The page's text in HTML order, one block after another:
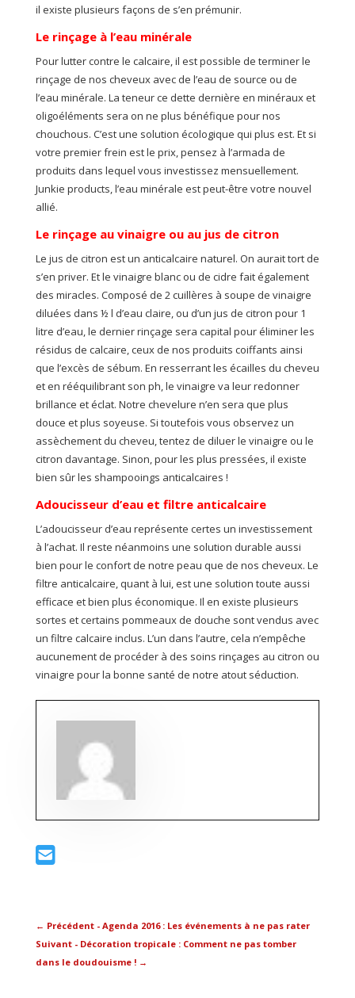
il existe plusieurs façons de s’en prémunir.
Le rinçage à l’eau minérale
Pour lutter contre le calcaire, il est possible de terminer le
rinçage de nos cheveux avec de l’eau de source ou de
l’eau minérale. La teneur ce dette dernière en minéraux et
oligoéléments sera on ne plus bénéfique pour nos
chouchous. C’est une solution écologique qui plus est. Et si
votre premier frein est le prix, pensez à l’armada de
produits dans lequel vous investissez mensuellement.
Junkie products, l’eau minérale est peut-être votre nouvel
allié.
Le rinçage au vinaigre ou au jus de citron
Le jus de citron est un anticalcaire naturel. On aurait tort de
s’en priver. Et le vinaigre blanc ou de cidre fait également
des miracles. Composé de 2 cuillères à soupe de vinaigre
diluées dans ½ l d’eau claire, ou d’un jus de citron pour 1
litre d’eau, le dernier rinçage sera capital pour éliminer les
résidus de calcaire, ceux de nos produits coiffants ainsi
que l’excès de sébum. En resserrant les écailles du cheveu
et en rééquilibrant son ph, le vinaigre va leur redonner
brillance et éclat. Notre chevelure n’en sera que plus
douce et plus soyeuse. Si toutefois vous observez un
assèchement du cheveu, tentez de diluer le vinaigre ou le
citron davantage. Sinon, pour les plus pressées, il existe
bien sûr les shampooings anticalcaires !
Adoucisseur d’eau et filtre anticalcaire
L’adoucisseur d’eau représente certes un investissement
à l’achat. Il reste néanmoins une solution durable aussi
bien pour le confort de notre peau que de nos cheveux. Le
filtre anticalcaire, quant à lui, est une solution toute aussi
efficace et bien plus économique. Il en existe plusieurs
sortes et certains pommeaux de douche sont vendus avec
un filtre calcaire inclus. L’un dans l’autre, cela n’empêche
aucunement de procéder à des soins rinçages au citron ou
vinaigre pour la bonne santé de notre atout séduction.
← Précédent - Agenda 2016 : Les événements à ne pas rater
Suivant - Décoration tropicale : Comment ne pas tomber
dans le doudouisme !→